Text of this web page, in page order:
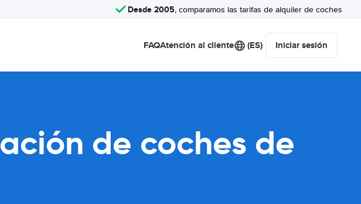
Desde 2005, comparamos las tarifas de alquiler de coches
FAQAtención al cliente (ES) Iniciar sesión
de coches de